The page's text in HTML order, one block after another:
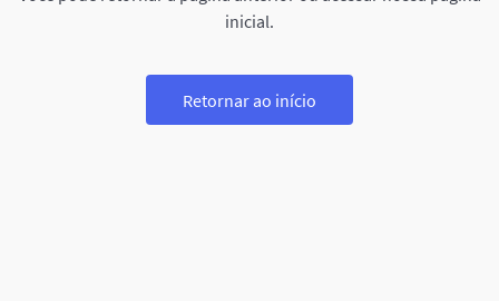
inicial.
Retornar ao início